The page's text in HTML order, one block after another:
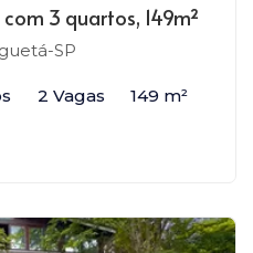
3 quartos, 149m²
SP
2 Vagas 149 m²